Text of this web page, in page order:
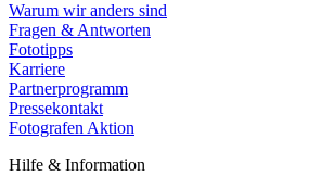
Warum wir anders sind
Fragen & Antworten
Fototipps
Karriere
Partnerprogramm
Pressekontakt
Fotografen Aktion
Hilfe & Information